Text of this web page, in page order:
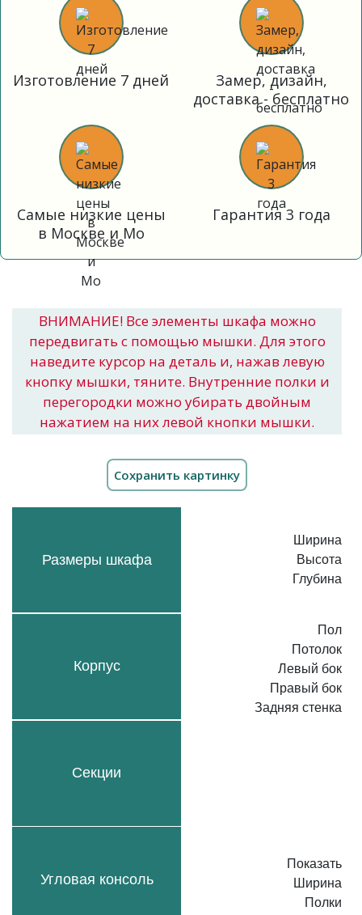
Изготовление 7 дней
Замер, дизайн,
доставка - бесплатно
Самые низкие цены
в Москве и Мо
Гарантия 3 года
ВНИМАНИЕ! Все элементы шкафа можно
передвигать с помощью мышки. Для этого
наведите курсор на деталь и, нажав левую
кнопку мышки, тяните. Внутренние полки и
перегородки можно убирать двойным
нажатием на них левой кнопки мышки.
Размеры шкафа
Корпус
Секции
Угловая консоль
Ширина
Высота
Глубина
Пол
Потолок
Левый бок
Правый бок
Задняя стенка
Показать
Ширина
Полки